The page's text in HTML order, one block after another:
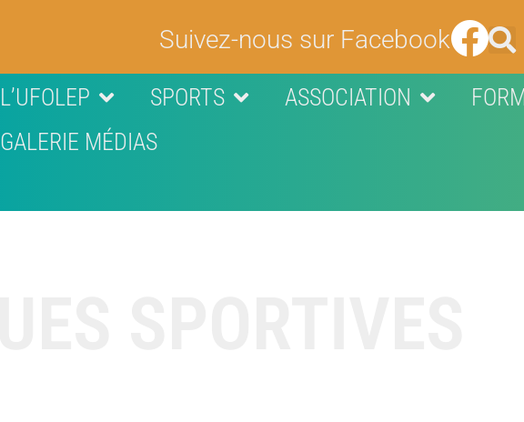
Suivez-nous sur Facebook
L’UFOLEP SPORTS ASSOCIATION
GALERIE MÉDIAS